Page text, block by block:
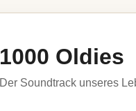
1000 Oldies
Der Soundtrack unseres